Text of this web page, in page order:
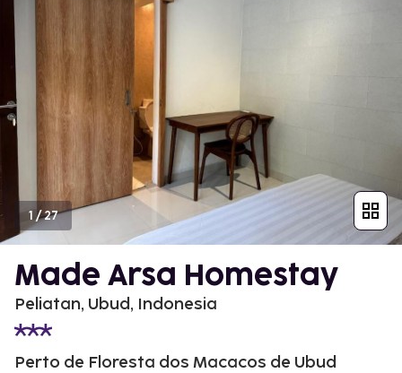
1 /27
Made Arsa Homestay
Peliatan, Ubud, Indonesia
Perto de Floresta dos Macacos de Ubud